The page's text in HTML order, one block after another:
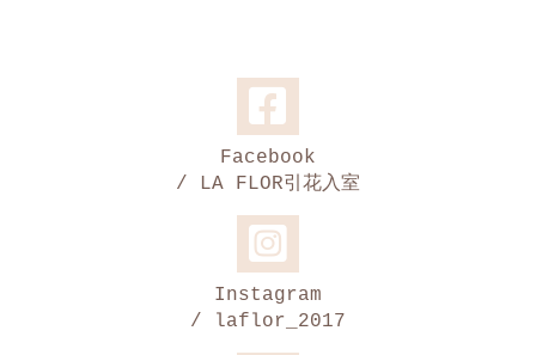
Facebook
/ LA FLOR引花入室
Instagram
/ laflor_2017